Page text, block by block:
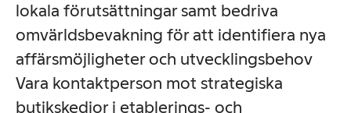
lokala förutsättningar samt bedriva
omvärldsbevakning för att identifiera nya
affärsmöjligheter och utvecklingsbehov
Vara kontaktperson mot strategiska
butikskedjor i etablerings- och